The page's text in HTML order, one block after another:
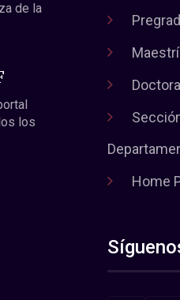
de la
los
Home